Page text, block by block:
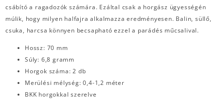
csábító a ragadozók számára. Ezáltal csak a horgász ügyességén
múlik, hogy milyen halfajra alkalmazza eredményesen. Balin, süllő,
csuka, harcsa könnyen becsapható ezzel a parádés műcsalival.
Hossz: 70 mm
Súly: 6,8 gramm
Horgok száma: 2 db
Merülési mélység: 0,4-1,2 méter
BKK horgokkal szerelve